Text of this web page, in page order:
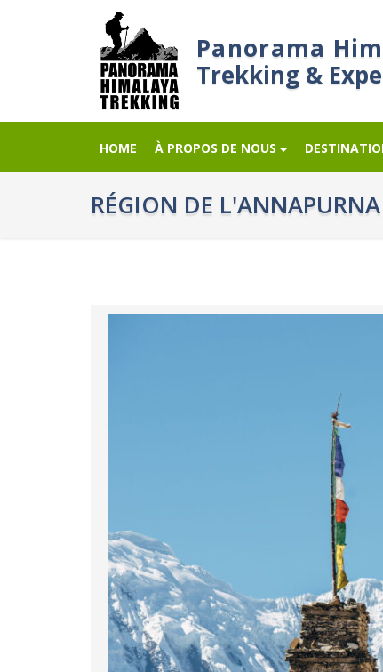
Panorama
Trekking &
HOME À PROPOS DE NOUS
RÉGION DE L'ANNAPURNA